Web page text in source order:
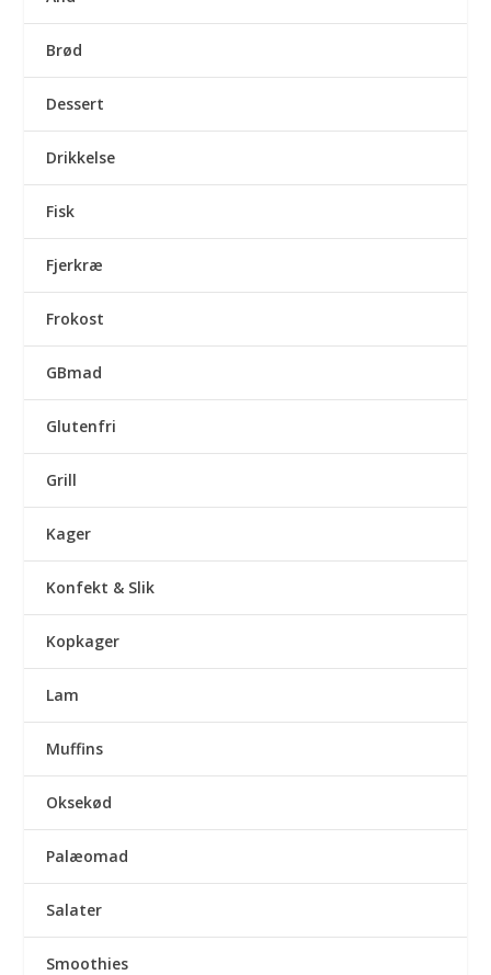
Brød
Dessert
Drikkelse
Fisk
Fjerkræ
Frokost
GBmad
Glutenfri
Grill
Kager
Konfekt & Slik
Kopkager
Lam
Muffins
Oksekød
Palæomad
Salater
Smoothies